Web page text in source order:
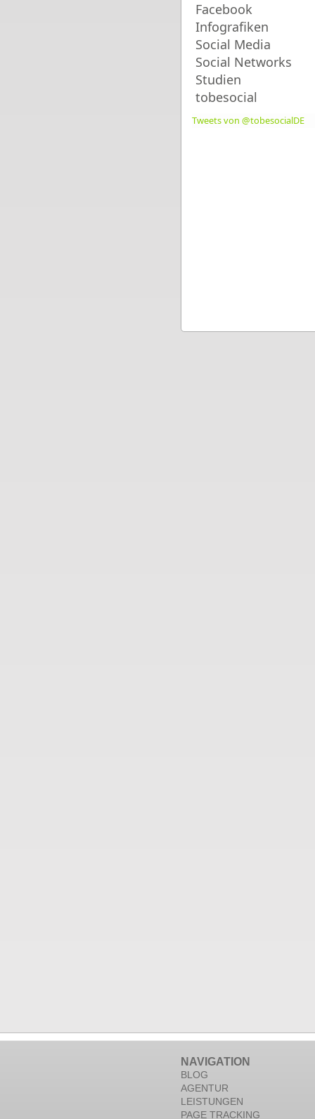
Facebook
Infografiken
Social Media
Social Networks
Studien
tobesocial
Tweets von @tobesocialDE
NAVIGATION
BLOG
AGENTUR
LEISTUNGEN
PAGE TRACKING